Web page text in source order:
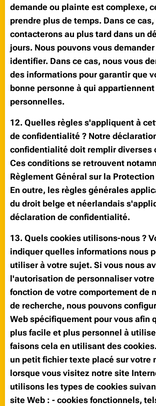
demande ou plainte est complexe,
prendre plus de temps. Dans ce
contacterons au plus tard dans un
jours. Nous pouvons vous
identifier. Dans ce cas, nous vous
des informations pour garantir que
bonne personne à qui
personnelles.
12. Quelles règles s'appliquent à
de confidentialité ? Notre
confidentialité doit remplir diverses
Ces conditions se retrouvent
Règlement Général sur la
En outre, les règles générales
du droit belge et néerlandais
déclaration de confidentialité.
13. Quels cookies utilisons-nous ?
indiquer quelles informations nous
utiliser à votre sujet. Si vous nous
l'autorisation de personnaliser
fonction de votre comportement de
de recherche, nous pouvons
Web spécifiquement pour vous afin
plus facile et plus personnel à
faisons cela en utilisant des
un petit fichier texte placé sur votre
lorsque vous visitez notre site
utilisons les types de cookies
site Web : - cookies fonctionnels,